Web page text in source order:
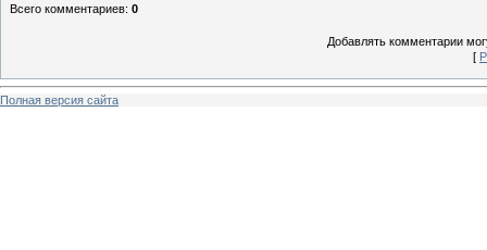
Всего комментариев: 0
Добавлять комментарии
[
Полная версия сайта